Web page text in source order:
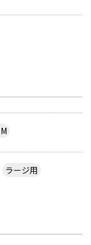
ラージ用